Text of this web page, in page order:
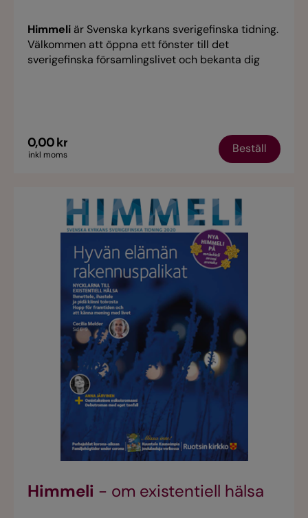
Himmeli är Svenska kyrkans sverigefinska tidning.
Välkommen att öppna ett fönster till det
sverigefinska församlingslivet och bekanta dig
0,00 kr
inkl moms Beställ
Himmeli - om existentiell hälsa